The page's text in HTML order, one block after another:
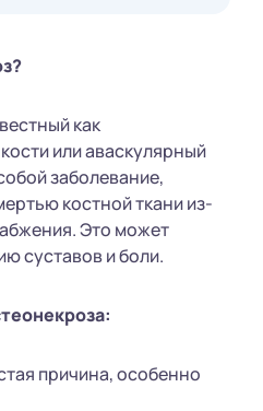
как
или аваскулярный
заболевание,
костной ткани из-
Это может
суставов и боли.
причина, особенно